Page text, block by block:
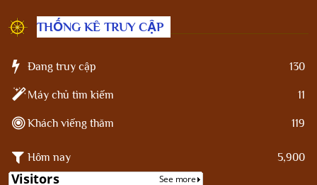
THỐNG KÊ TRUY CẬP
Đang truy cập 130
Máy chủ tìm kiếm 11
Khách viếng thăm 119
Hôm nay 5,900